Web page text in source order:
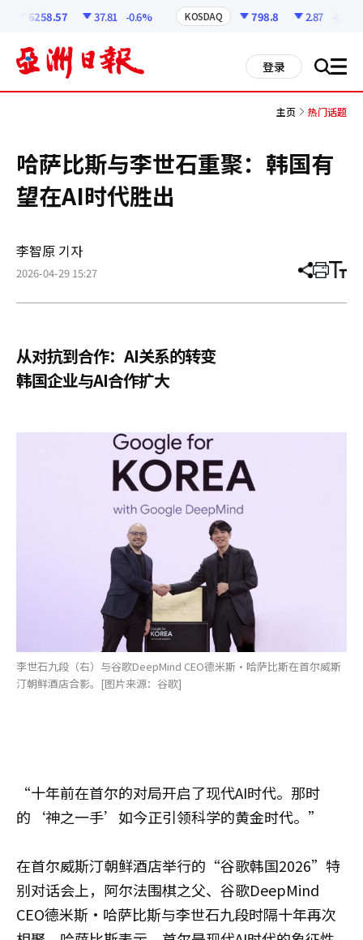
6258.57 37.81 -0.6% KOSDAQ 798.8 2.87 -0.36%
登录 搜 all
主页 热门话题
哈萨比斯与李世石重聚：韩国有
望在AI时代胜出
李智原 기자
2026-04-29 15:27 分
章
打 调
小
从对抗到合作：AI关系的转变
韩国企业与AI合作扩大
李世石九段（右）与谷歌DeepMind CEO德米斯·哈萨比斯在首尔威斯
汀朝鲜酒店合影。[图片来源：谷歌]
“十年前在首尔的对局开启了现代AI时代。那时
的‘神之一手’如今正引领科学的黄金时代。”
在首尔威斯汀朝鲜酒店举行的“谷歌韩国2026”特
别对话会上，阿尔法围棋之父、谷歌DeepMind
CEO德米斯·哈萨比斯与李世石九段时隔十年再次